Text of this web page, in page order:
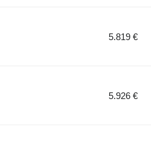
5.819 €
5.926 €